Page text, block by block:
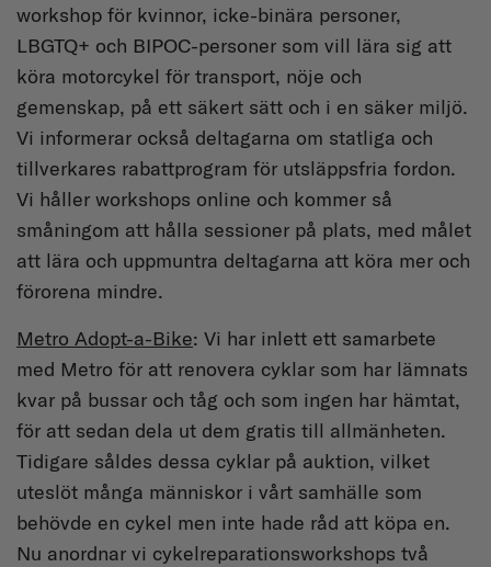
workshop för kvinnor, icke-binära personer,
LBGTQ+ och BIPOC-personer som vill lära sig att
köra motorcykel för transport, nöje och
gemenskap, på ett säkert sätt och i en säker miljö.
Vi informerar också deltagarna om statliga och
tillverkares rabattprogram för utsläppsfria fordon.
Vi håller workshops online och kommer så
småningom att hålla sessioner på plats, med målet
att lära och uppmuntra deltagarna att köra mer och
förorena mindre.
Metro Adopt-a-Bike: Vi har inlett ett samarbete
med Metro för att renovera cyklar som har lämnats
kvar på bussar och tåg och som ingen har hämtat,
för att sedan dela ut dem gratis till allmänheten.
Tidigare såldes dessa cyklar på auktion, vilket
uteslöt många människor i vårt samhälle som
behövde en cykel men inte hade råd att köpa en.
Nu anordnar vi cykelreparationsworkshops två